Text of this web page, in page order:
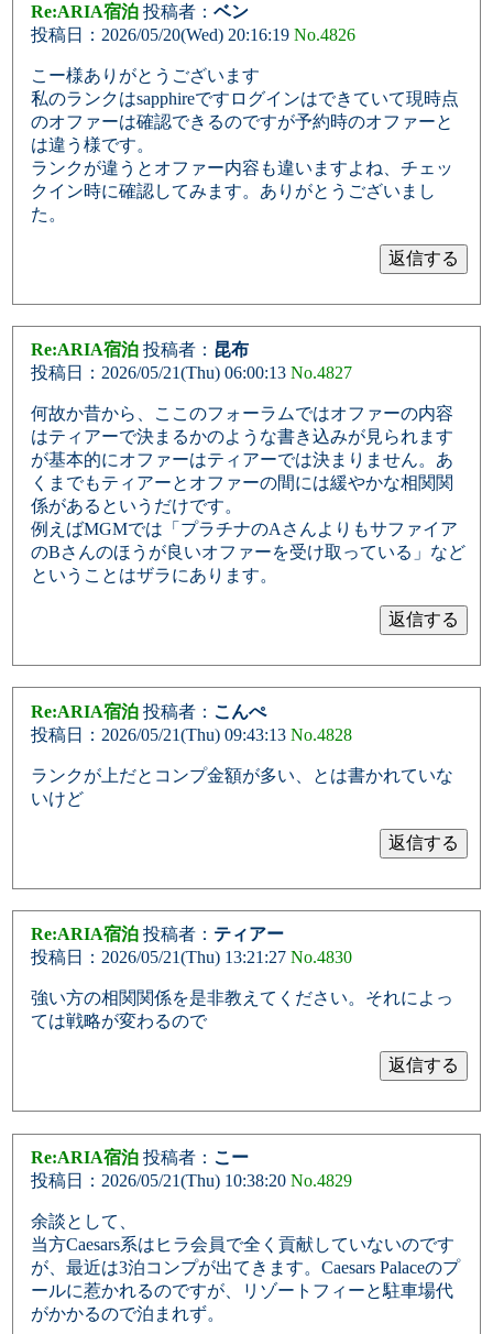
Re:ARIA宿泊投稿者： ベン
投稿日：2026/05/20(Wed) 20:16:19 No.4826
こー様ありがとうございます
私のランクはsapphireですログインはできていて現時点
のオファーは確認できるのですが予約時のオファーと
は違う様です。
ランクが違うとオファー内容も違いますよね、チェッ
クイン時に確認してみます。ありがとうございまし
た。
Re:ARIA宿泊投稿者： 昆布
投稿日：2026/05/21(Thu) 06:00:13 No.4827
何故か昔から、ここのフォーラムではオファーの内容
はティアーで決まるかのような書き込みが見られます
が基本的にオファーはティアーでは決まりません。あ
くまでもティアーとオファーの間には緩やかな相関関
係があるというだけです。
例えばMGMでは「プラチナのAさんよりもサファイア
のBさんのほうが良いオファーを受け取っている」など
ということはザラにあります。
Re:ARIA宿泊投稿者： こんぺ
投稿日：2026/05/21(Thu) 09:43:13 No.4828
ランクが上だとコンプ金額が多い、とは書かれていな
いけど
Re:ARIA宿泊投稿者： ティアー
投稿日：2026/05/21(Thu) 13:21:27 No.4830
強い方の相関関係を是非教えてください。それによっ
ては戦略が変わるので
Re:ARIA宿泊投稿者： こー
投稿日：2026/05/21(Thu) 10:38:20 No.4829
余談として、
当方Caesars系はヒラ会員で全く貢献していないのです
が、最近は3泊コンプが出てきます。Caesars Palaceのプ
ールに惹かれるのですが、リゾートフィーと駐車場代
がかかるので泊まれず。